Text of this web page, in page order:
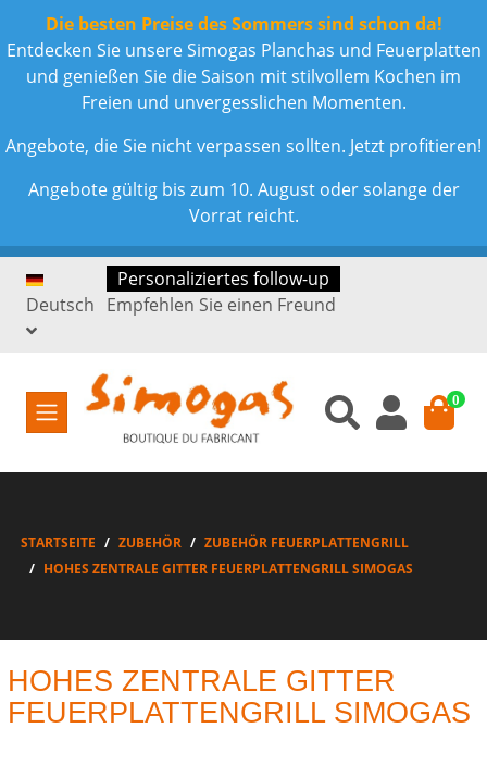
Die besten Preise des Sommers sind schon da!
Entdecken Sie unsere Simogas Planchas und Feuerplatten
und genießen Sie die Saison mit stilvollem Kochen im
Freien und unvergesslichen Momenten.
Angebote, die Sie nicht verpassen sollten. Jetzt profitieren!
Angebote gültig bis zum 10. August oder solange der
Vorrat reicht.
Deutsch
Personaliziertes follow-up
Empfehlen Sie einen Freund
0
STARTSEITE ZUBEHÖR
ZUBEHÖR FEUERPLATTENGRILL
HOHES ZENTRALE GITTER FEUERPLATTENGRILL SIMOGAS
HOHES ZENTRALE GITTER
FEUERPLATTENGRILL SIMOGAS